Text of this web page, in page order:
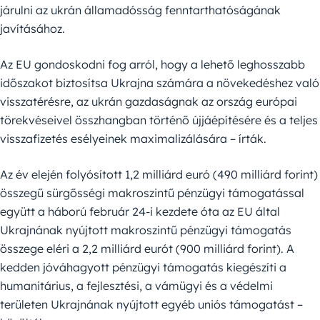
járulni az ukrán államadósság fenntarthatóságának
javításához.
Az EU gondoskodni fog arról, hogy a lehető leghosszabb
időszakot biztosítsa Ukrajna számára a növekedéshez való
visszatérésre, az ukrán gazdaságnak az ország európai
törekvéseivel összhangban történő újjáépítésére és a teljes
visszafizetés esélyeinek maximalizálására – írták.
Az év elején folyósított 1,2 milliárd euró (490 milliárd forint)
összegű sürgősségi makroszintű pénzügyi támogatással
együtt a háború február 24-i kezdete óta az EU által
Ukrajnának nyújtott makroszintű pénzügyi támogatás
összege eléri a 2,2 milliárd eurót (900 milliárd forint). A
kedden jóváhagyott pénzügyi támogatás kiegészíti a
humanitárius, a fejlesztési, a vámügyi és a védelmi
területen Ukrajnának nyújtott egyéb uniós támogatást –